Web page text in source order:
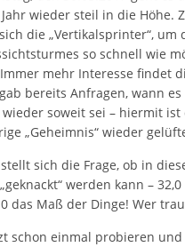
wieder steil in die Höhe.
die „Vertikalsprinter“, um
so schnell wie
mehr Interesse findet
bereits Anfragen, wann
soweit sei – hiermit ist
„Geheimnis“ wieder
sich die Frage, ob in
werden kann –
das Maß der Dinge! Wer
schon einmal probieren